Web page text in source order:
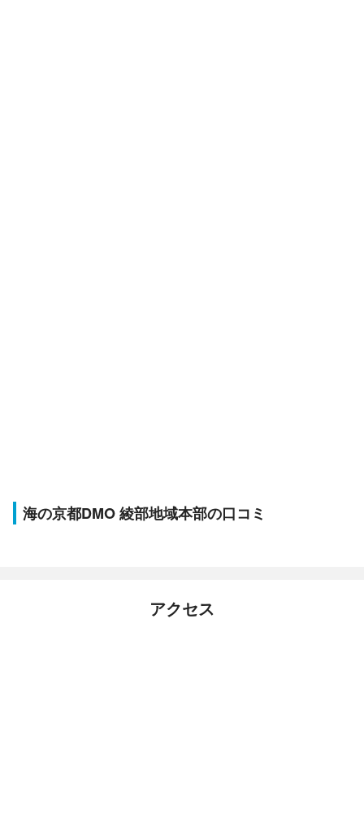
海の京都DMO 綾部地域本部の口コミ
アクセス